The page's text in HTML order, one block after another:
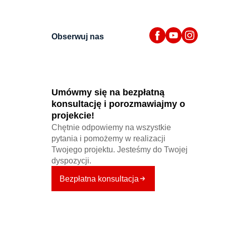
Obserwuj nas
Umówmy się na bezpłatną
konsultację i porozmawiajmy o
projekcie!
Chętnie odpowiemy na wszystkie
pytania i pomożemy w realizacji
Twojego projektu. Jesteśmy do Twojej
dyspozycji.
Bezpłatna konsultacja